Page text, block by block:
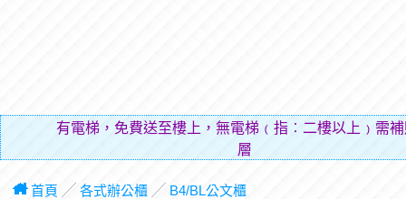
有電梯，免費送至樓上，無電梯﹙指︰二樓以上﹚需
層費用
首頁 ╱ 各式辦公櫃╱ B4/BL公文櫃